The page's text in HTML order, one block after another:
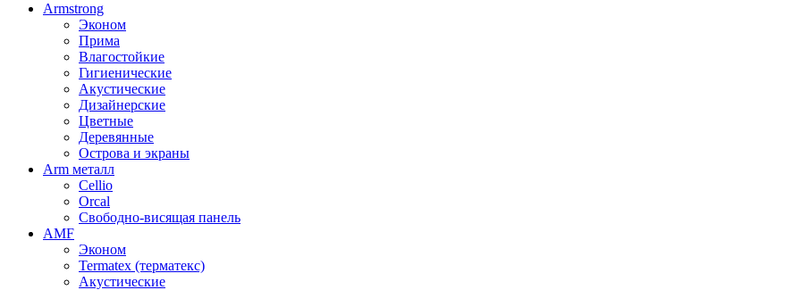
Armstrong
Эконом
Прима
Влагостойкие
Гигиенические
Акустические
Дизайнерские
Цветные
Деревянные
Острова и экраны
Arm металл
Cellio
Orcal
Свободно-висящая панель
AMF
Эконом
Termatex (терматекс)
Акустические